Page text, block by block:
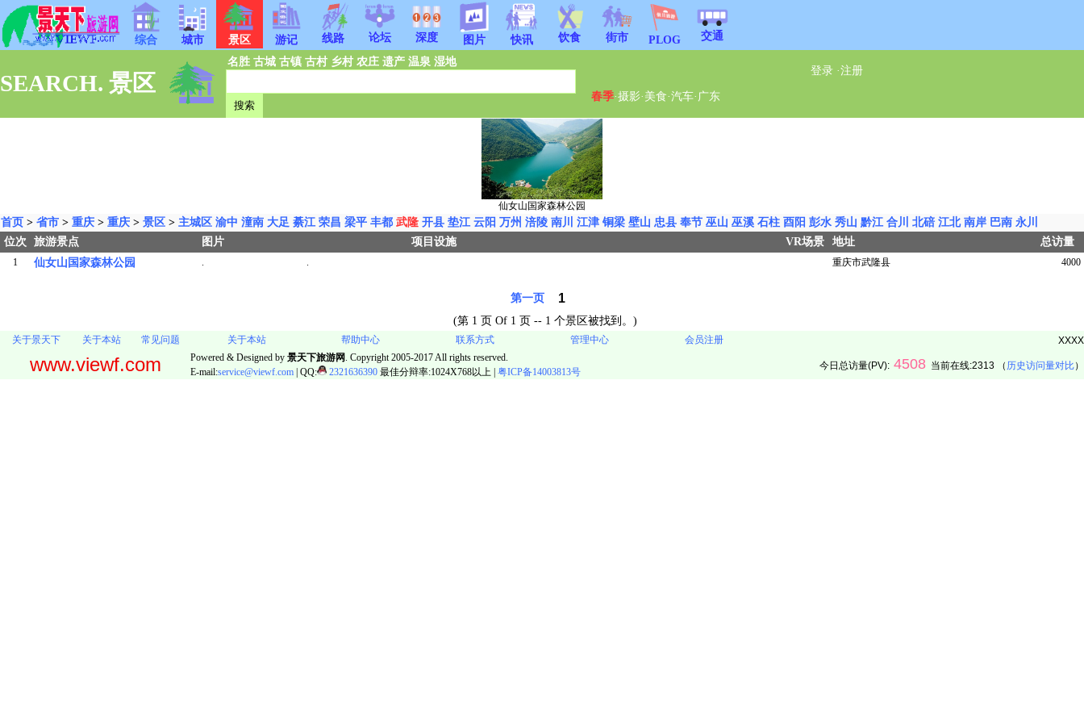
综合 城市 景区 游记 线路 论坛 深度 图片 快讯 饮食 街市 PLOG 交通
SEARCH. 景区
名胜 古城 古镇 古村 乡村 农庄 遗产 温泉 湿地
登录·注册
春季·摄影· 美食·汽车· 广东
仙女山国家森林公园
首页 > 省市 > 重庆 > 重庆 > 景区 > 主城区 渝中 潼南 大足 綦江 荣昌 梁平 丰都 武隆 开县 垫江 云阳 万州 涪陵 南川 江津 铜梁 壁山 忠县 奉节 巫山 巫溪 石柱 酉阳 彭水 秀山 黔江 合川 北碚 江北 南岸 巴南 永川
位次
旅游景点 图片 项目设施 VR场景 地址 总访量
1 仙女山国家森林公园 . . 重庆市武隆县 4000
第一页 1
(第 1 页 Of 1 页 -- 1 个景区被找到。)
关于景天下 关于本站 常见问题 关于本站 帮助中心 联系方式 管理中心 会员注册 XXXX
www.viewf.com Powered & Designed by 景天下旅游网 . Copyright 2005-2017 All rights reserved.
E-mail:service@viewf.com | QQ: 2321636390 最佳分辩率:1024X768以上 | 粤ICP备14003813号
今日总访量(PV): 4508 当前在线:2313 （ 历史访问量对比）